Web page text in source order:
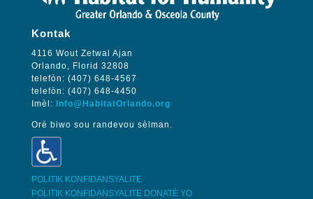
Kontak
4116 Wout Zetwal Ajan
Orlando, Florid 32808
telefòn: (407) 648-4567
telefòn: (407) 648-4450
Imèl: Info@HabitatOrlando.org
Orè biwo sou randevou sèlman.
POLITIK KONFIDANSYALITE
POLITIK KONFIDANSYALITE DONATÈ YO